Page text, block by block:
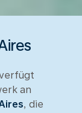
an
, die